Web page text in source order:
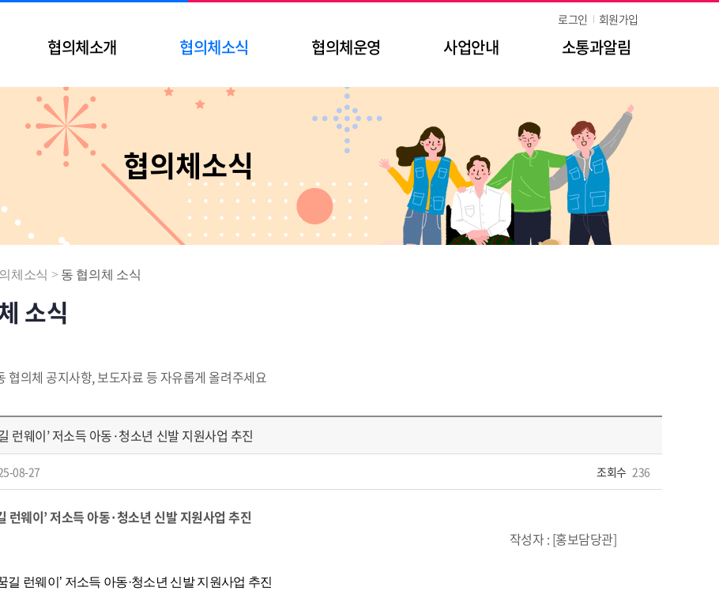
로그인 회원가입
협의체소개 협의체소식 협의체운영 사업안내 소통과알림
협의체소식
체소식 > 동 협의체 소식
소식
협의체 공지사항, 보도자료 등 자유롭게 올려주세요
런웨이’ 저소득 아동·청소년 신발 지원사업 추진
08-27 조회수 236
런웨이’ 저소득 아동·청소년 신발 지원사업 추진
성자 : [홍보담당관]